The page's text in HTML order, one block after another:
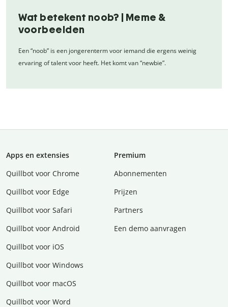
Wat betekent noob? | Meme &
voorbeelden
Een “noob” is een jongerenterm voor iemand die ergens weinig
ervaring of talent voor heeft. Het komt van “newbie”.
Apps en extensies
Quillbot voor Chrome
Quillbot voor Edge
Quillbot voor Safari
Quillbot voor Android
Quillbot voor iOS
Quillbot voor Windows
Quillbot voor macOS
Quillbot voor Word
Premium
Abonnementen
Prijzen
Partners
Een demo aanvragen